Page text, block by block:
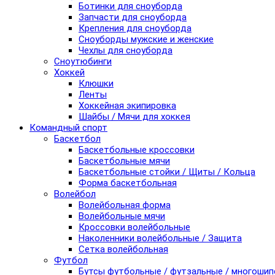
Ботинки для сноуборда
Запчасти для сноуборда
Крепления для сноуборда
Сноуборды мужские и женские
Чехлы для сноуборда
Сноутюбинги
Хоккей
Клюшки
Ленты
Хоккейная экипировка
Шайбы / Мячи для хоккея
Командный спорт
Баскетбол
Баскетбольные кроссовки
Баскетбольные мячи
Баскетбольные стойки / Щиты / Кольца
Форма баскетбольная
Волейбол
Волейбольная форма
Волейбольные мячи
Кроссовки волейбольные
Наколенники волейбольные / Защита
Сетка волейбольная
Футбол
Бутсы футбольные / футзальные /